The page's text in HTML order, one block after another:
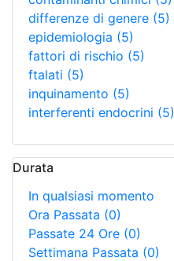
differenze di genere (5)
epidemiologia (5)
fattori di rischio (5)
ftalati (5)
inquinamento (5)
interferenti endocrini (5)
Durata
In qualsiasi momento
Ora Passata (0)
Passate 24 Ore (0)
Settimana Passata (0)